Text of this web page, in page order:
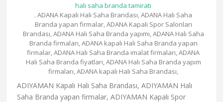
halı saha branda tamiratı
. ADANA Kapalı Halı Saha Brandası, ADANA Halı Saha
Branda yapan firmalar, ADANA Kapalı Spor Salonları
Brandası, ADANA Halı Saha Branda yapımı, ADANA Halı Saha
Branda firmaları, ADANA kapalı Halı Saha Branda yapan
firmalar, ADANA Halı Saha Branda imalat firmaları, ADANA
Halı Saha Branda fiyatları, ADANA Halı Saha Branda yapım
firmaları, ADANA kapalı Halı Saha Brandası,
ADIYAMAN Kapalı Halı Saha Brandası, ADIYAMAN Halı
Saha Branda yapan firmalar, ADIYAMAN Kapalı Spor